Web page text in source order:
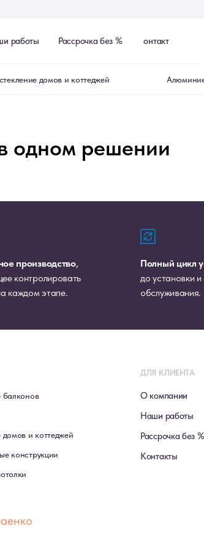
работы Контакты
Рассрочка без %
домов и коттеджей
одном решении
производство,
контролировать
каждом этапе.
Полный цикл
до установки
обслуживания.
Наши работы
О компании
Контакты
ДЛЯ КЛИЕНТА
балконов
домов и коттеджей
конструкции
Рассрочка без %